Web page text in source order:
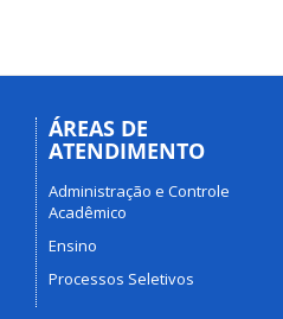
ÁREAS DE
ATENDIMENTO
Administração e Controle
Acadêmico
Ensino
Processos Seletivos